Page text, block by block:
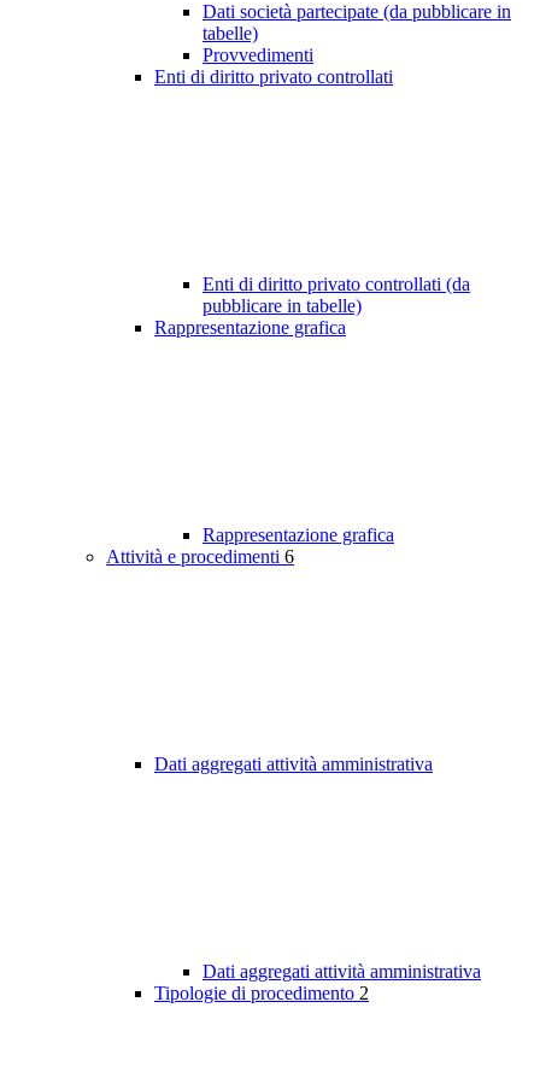
Dati società partecipate (da pubblicare in
tabelle)
Provvedimenti
Enti di diritto privato controllati
Enti di diritto privato controllati (da
pubblicare in tabelle)
Rappresentazione grafica
Rappresentazione grafica
Attività e procedimenti 6
Dati aggregati attività amministrativa
Dati aggregati attività amministrativa
Tipologie di procedimento 2